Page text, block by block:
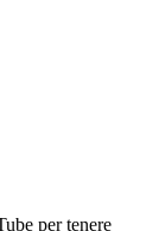
per tenere